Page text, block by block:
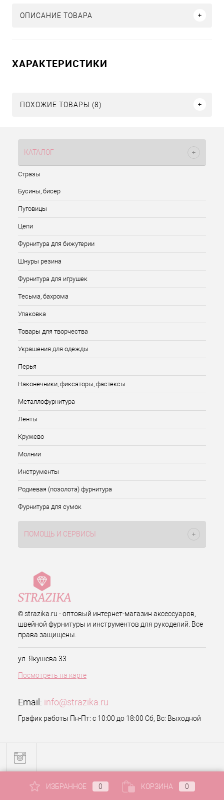
ОПИСАНИЕ ТОВАРА
ХАРАКТЕРИСТИКИ
ПОХОЖИЕ ТОВАРЫ (8)
КАТАЛОГ
Стразы
Бусины, бисер
Пуговицы
Цепи
Фурнитура для бижутерии
Шнуры резина
Фурнитура для игрушек
Тесьма, бахрома
Упаковка
Товары для творчества
Украшения для одежды
Перья
Наконечники, фиксаторы, фастексы
Металлофурнитура
Ленты
Кружево
Молнии
Инструменты
Родиевая (позолота) фурнитура
Фурнитура для сумок
ПОМОЩЬ И СЕРВИСЫ
© strazika.ru - оптовый интернет-магазин аксессуаров,
швейной фурнитуры и инструментов для рукоделий. Все
права защищены.
ул. Якушева 33
Посмотреть на карте
Email: info@strazika.ru
График работы Пн-Пт: с 10:00 до 18:00 Сб, Вс: Выходной
ИЗБРАННОЕ 0 КОРЗИНА 0